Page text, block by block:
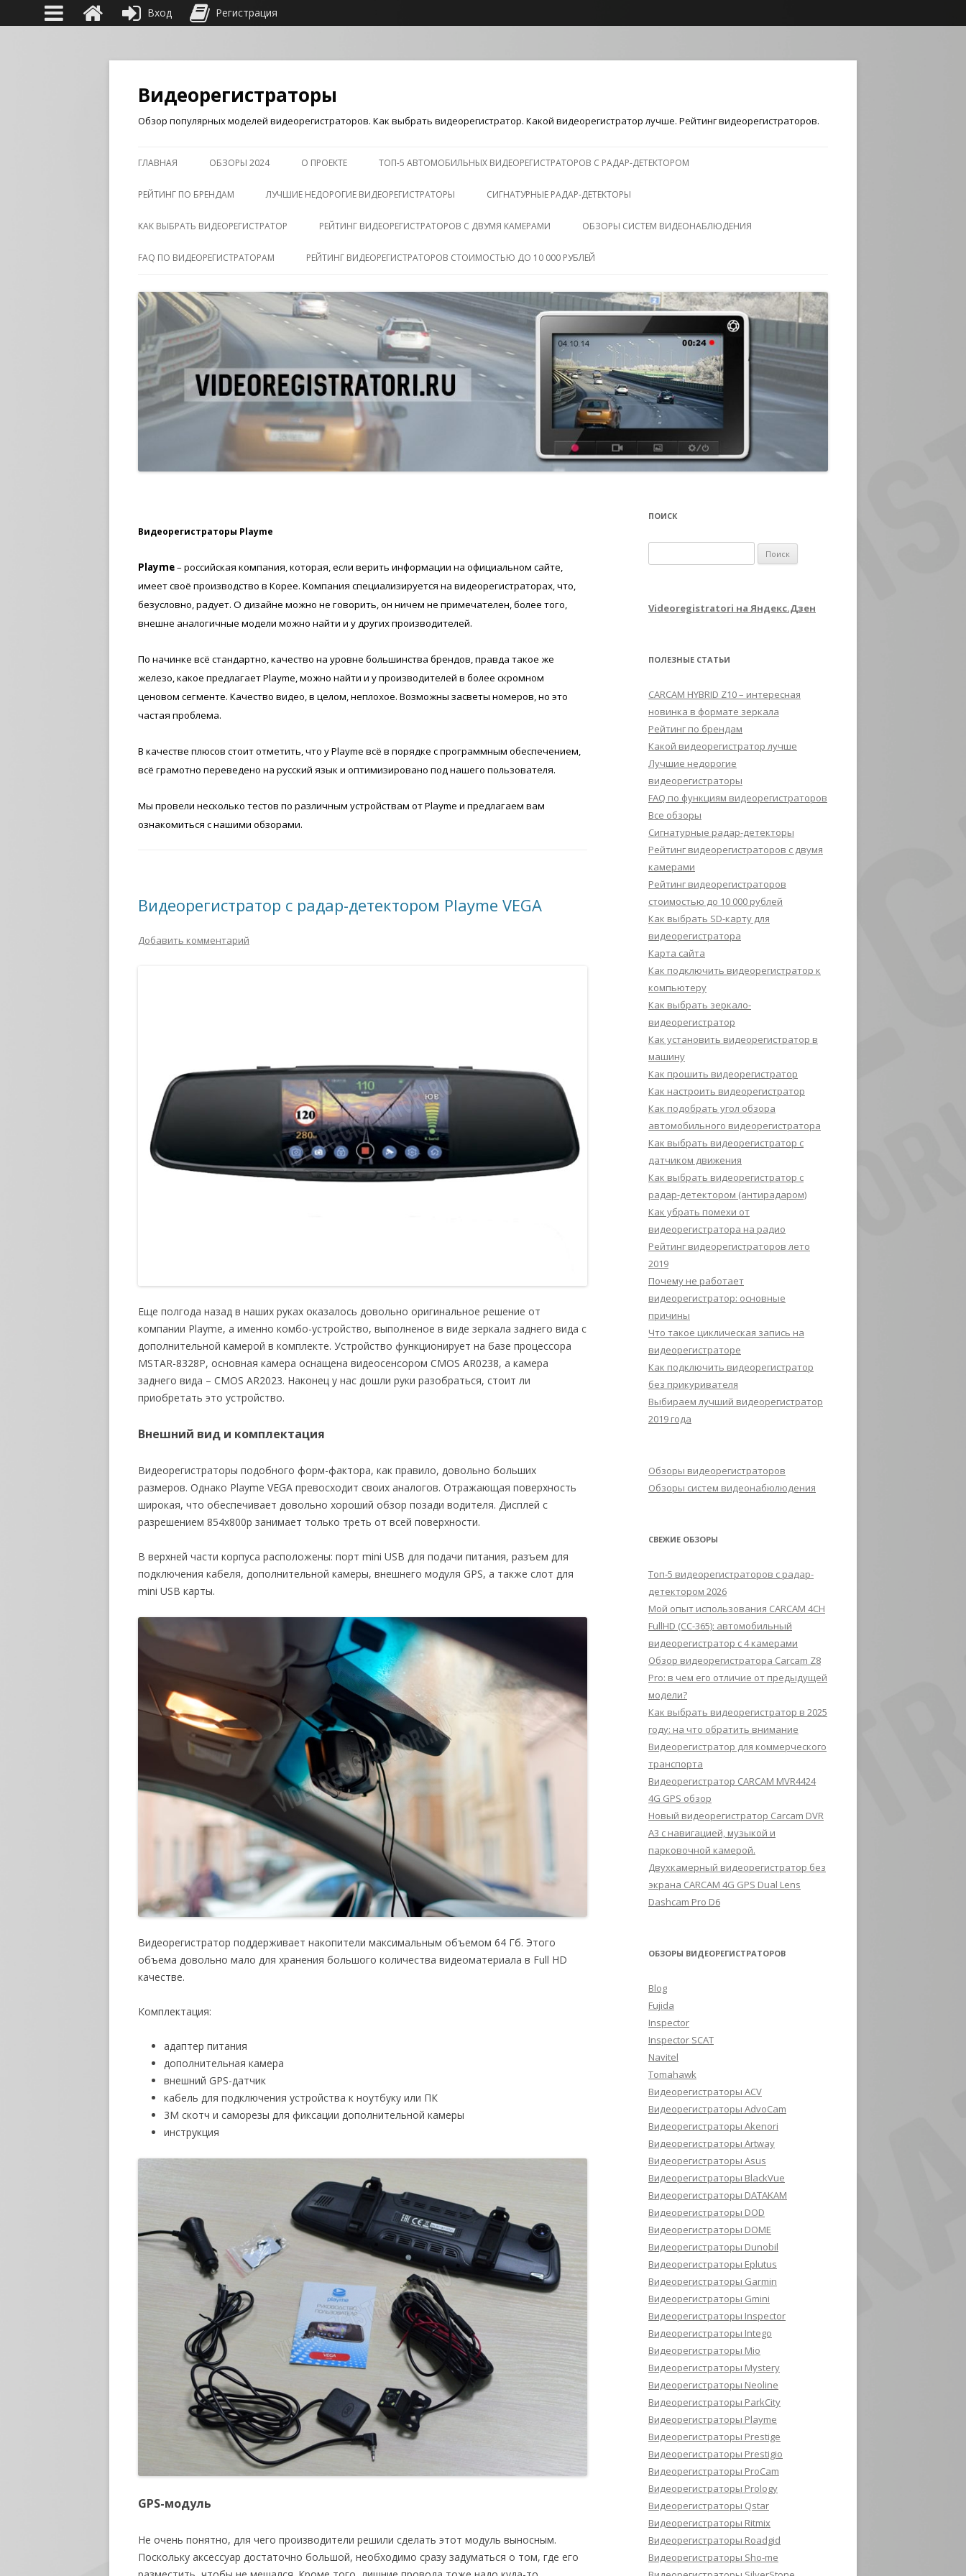
Видеорегистраторы
Обзор популярных моделей видеорегистраторов. Как выбрать видеорегистратор. Какой видеорегистратор лучше. Рейтинг видеорегистраторов.
ГЛАВНАЯ ОБЗОРЫ 2024 О ПРОЕКТЕ ТОП-5 АВТОМОБИЛЬНЫХ ВИДЕОРЕГИСТРАТОРОВ С РАДАР-ДЕТЕКТОРОМ
РЕЙТИНГ ПО БРЕНДАМ ЛУЧШИЕ НЕДОРОГИЕ ВИДЕОРЕГИСТРАТОРЫ СИГНАТУРНЫЕ РАДАР-ДЕТЕКТОРЫ
КАК ВЫБРАТЬ ВИДЕОРЕГИСТРАТОР РЕЙТИНГ ВИДЕОРЕГИСТРАТОРОВ С ДВУМЯ КАМЕРАМИ ОБЗОРЫ СИСТЕМ ВИДЕОНАБЛЮДЕНИЯ
FAQ ПО ВИДЕОРЕГИСТРАТОРАМ РЕЙТИНГ ВИДЕОРЕГИСТРАТОРОВ СТОИМОСТЬЮ ДО 10 000 РУБЛЕЙ
Видеорегистраторы Playme
Playme– российская компания, которая, если верить информации на официальном сайте,
имеет своё производство в Корее. Компания специализируется на видеорегистраторах, что,
безусловно, радует. О дизайне можно не говорить, он ничем не примечателен, более того,
внешне аналогичные модели можно найти и у других производителей.
По начинке всё стандартно, качество на уровне большинства брендов, правда такое же
железо, какое предлагает Playme, можно найти и у производителей в более скромном
ценовом сегменте. Качество видео, в целом, неплохое. Возможны засветы номеров, но это
частая проблема.
В качестве плюсов стоит отметить, что у Playme всё в порядке с программным обеспечением,
всё грамотно переведено на русский язык и оптимизировано под нашего пользователя.
Мы провели несколько тестов по различным устройствам от Playme и предлагаем вам
ознакомиться с нашими обзорами.
Видеорегистратор с радар-детектором Playme VEGA
Добавить комментарий
Еще полгода назад в наших руках оказалось довольно оригинальное решение от
компании Playme, а именно комбо-устройство, выполненое в виде зеркала заднего вида с
дополнительной камерой в комплекте. Устройство функционирует на базе процессора
MSTAR-8328P, основная камера оснащена видеосенсором CMOS AR0238, а камера
заднего вида – CMOS AR2023. Наконец у нас дошли руки разобраться, стоит ли
приобретать это устройство.
Внешний вид и комплектация
Видеорегистраторы подобного форм-фактора, как правило, довольно больших
размеров. Однако Playme VEGA превосходит своих аналогов. Отражающая поверхность
широкая, что обеспечивает довольно хороший обзор позади водителя. Дисплей с
разрешением 854х800р занимает только треть от всей поверхности.
В верхней части корпуса расположены: порт mini USB для подачи питания, разъем для
подключения кабеля, дополнительной камеры, внешнего модуля GPS, а также слот для
mini USB карты.
Видеорегистратор поддерживает накопители максимальным объемом 64 Гб. Этого
объема довольно мало для хранения большого количества видеоматериала в Full HD
качестве.
Комплектация:
адаптер питания
дополнительная камера
внешний GPS-датчик
кабель для подключения устройства к ноутбуку или ПК
3М скотч и саморезы для фиксации дополнительной камеры
инструкция
GPS-модуль
Не очень понятно, для чего производители решили сделать этот модуль выносным.
Поскольку аксессуар достаточно большой, необходимо сразу задуматься о том, где его
ПОИСК
Videoregistratori на Яндекс.Дзен
ПОЛЕЗНЫЕ СТАТЬИ
CARCAM HYBRID Z10 – интересная
новинка в формате зеркала
Рейтинг по брендам
Какой видеорегистратор лучше
Лучшие недорогие
видеорегистраторы
FAQ по функциям видеорегистраторов
Все обзоры
Сигнатурные радар-детекторы
Рейтинг видеорегистраторов с двумя
камерами
Рейтинг видеорегистраторов
стоимостью до 10 000 рублей
Как выбрать SD-карту для
видеорегистратора
Карта сайта
Как подключить видеорегистратор к
компьютеру
Как выбрать зеркало-
видеорегистратор
Как установить видеорегистратор в
машину
Как прошить видеорегистратор
Как настроить видеорегистратор
Как подобрать угол обзора
автомобильного видеорегистратора
Как выбрать видеорегистратор с
датчиком движения
Как выбрать видеорегистратор с
радар-детектором (антирадаром)
Как убрать помехи от
видеорегистратора на радио
Рейтинг видеорегистраторов лето
2019
Почему не работает
видеорегистратор: основные
причины
Что такое циклическая запись на
видеорегистраторе
Как подключить видеорегистратор
без прикуривателя
Выбираем лучший видеорегистратор
2019 года
Обзоры видеорегистраторов
Обзоры систем видеонабюлюдения
СВЕЖИЕ ОБЗОРЫ
Топ-5 видеорегистраторов с радар-
детектором 2026
Мой опыт использования CARCAM 4CH
FullHD (CC-365): автомобильный
видеорегистратор с 4 камерами
Обзор видеорегистратора Carcam Z8
Pro: в чем его отличие от предыдущей
модели?
Как выбрать видеорегистратор в 2025
году: на что обратить внимание
Видеорегистратор для коммерческого
транспорта
Видеорегистратор CARCAM MVR4424
4G GPS обзор
Новый видеорегистратор Carcam DVR
A3 с навигацией, музыкой и
парковочной камерой.
Двухкамерный видеорегистратор без
экрана CARCAM 4G GPS Dual Lens
Dashcam Pro D6
ОБЗОРЫ ВИДЕОРЕГИСТРАТОРОВ
Blog
Fujida
Inspector
Inspector SCAT
Navitel
Tomahawk
Видеорегистраторы ACV
Видеорегистраторы AdvoCam
Видеорегистраторы Akenori
Видеорегистраторы Artway
Видеорегистраторы Asus
Видеорегистраторы BlackVue
Видеорегистраторы DATAKAM
Видеорегистраторы DOD
Видеорегистраторы DOME
Видеорегистраторы Dunobil
Видеорегистраторы Eplutus
Видеорегистраторы Garmin
Видеорегистраторы Gmini
Видеорегистраторы Inspector
Видеорегистраторы Intego
Видеорегистраторы Mio
Видеорегистраторы Mystery
Видеорегистраторы Neoline
Видеорегистраторы ParkCity
Видеорегистраторы Playme
Видеорегистраторы Prestige
Видеорегистраторы Prestigio
Видеорегистраторы ProCam
Видеорегистраторы Prology
Видеорегистраторы Qstar
Видеорегистраторы Ritmix
Видеорегистраторы Roadgid
Видеорегистраторы Sho-me
Вход Регистрация